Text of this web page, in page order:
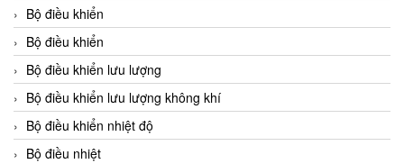
Bộ điều khiển
Bộ điều khiển
Bộ điều khiển lưu lượng
Bộ điều khiển lưu lượng không khí
Bộ điều khiển nhiệt độ
Bộ điều nhiệt